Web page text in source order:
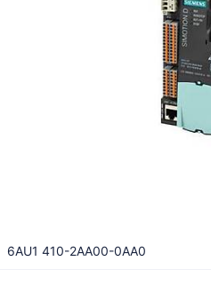
6AU1 410-2AA00-0AA0